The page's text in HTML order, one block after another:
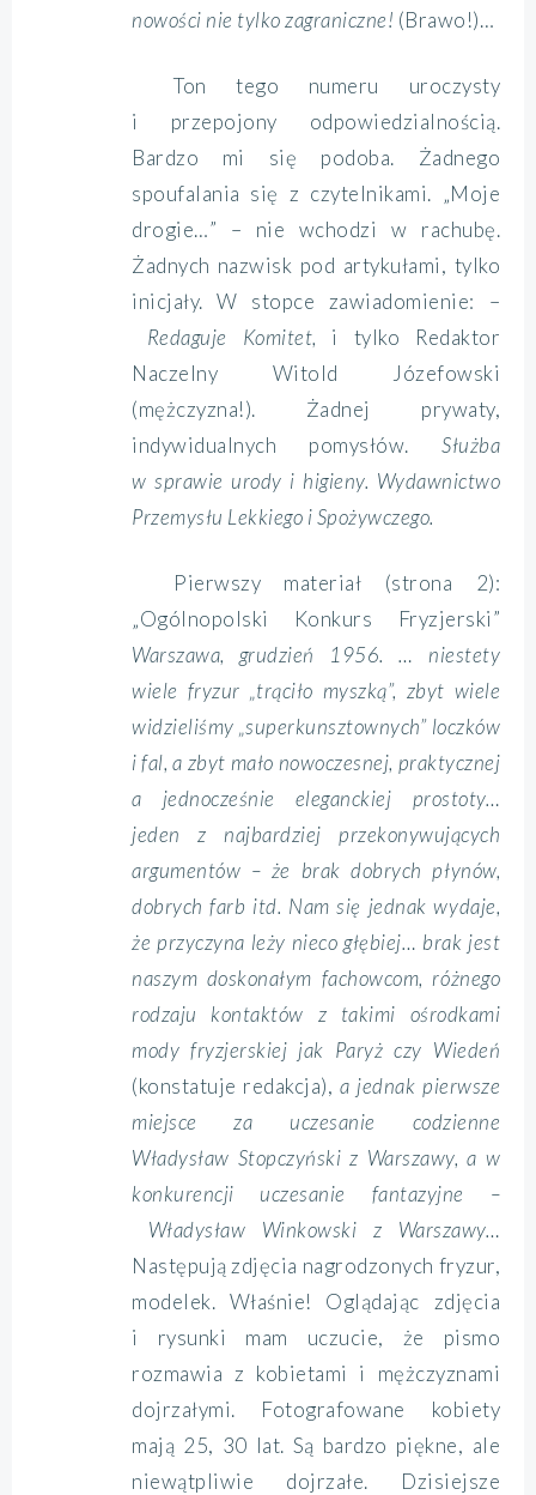
nowości nie tylko zagraniczne! (Brawo!)…
Ton tego numeru uroczysty
i przepojony odpowiedzialnością.
Bardzo mi się podoba. Żadnego
spoufalania się z czytelnikami. „Moje
drogie…” – nie wchodzi w rachubę.
Żadnych nazwisk pod artykułami, tylko
inicjały. W stopce zawiadomienie: –
Redaguje Komitet, i tylko Redaktor
Naczelny Witold Józefowski
(mężczyzna!). Żadnej prywaty,
indywidualnych pomysłów. Służba
w sprawie urody i higieny. Wydawnictwo
Przemysłu Lekkiego i Spożywczego.
Pierwszy materiał (strona 2):
„Ogólnopolski Konkurs Fryzjerski”
Warszawa, grudzień 1956. … niestety
wiele fryzur „trąciło myszką”, zbyt wiele
widzieliśmy „superkunsztownych” loczków
i fal, a zbyt mało nowoczesnej, praktycznej
a jednocześnie eleganckiej prostoty…
jeden z najbardziej przekonywujących
argumentów – że brak dobrych płynów,
dobrych farb itd. Nam się jednak wydaje,
że przyczyna leży nieco głębiej… brak jest
naszym doskonałym fachowcom, różnego
rodzaju kontaktów z takimi ośrodkami
mody fryzjerskiej jak Paryż czy Wiedeń
(konstatuje redakcja), a jednak pierwsze
miejsce za uczesanie codzienne
Władysław Stopczyński z Warszawy, a w
konkurencji uczesanie fantazyjne –
Władysław Winkowski z Warszawy…
Następują zdjęcia nagrodzonych fryzur,
modelek. Właśnie! Oglądając zdjęcia
i rysunki mam uczucie, że pismo
rozmawia z kobietami i mężczyznami
dojrzałymi. Fotografowane kobiety
mają 25, 30 lat. Są bardzo piękne, ale
niewątpliwie dojrzałe. Dzisiejsze